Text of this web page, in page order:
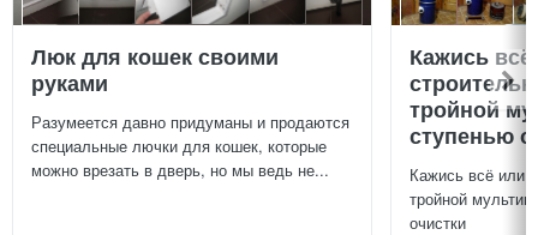
Люк для кошек своими
руками
Разумеется давно придуманы и продаются
специальные лючки для кошек, которые
можно врезать в дверь, но мы ведь не...
Кажись
тройной
ступенью
Кажись всё или
тройной
очистки